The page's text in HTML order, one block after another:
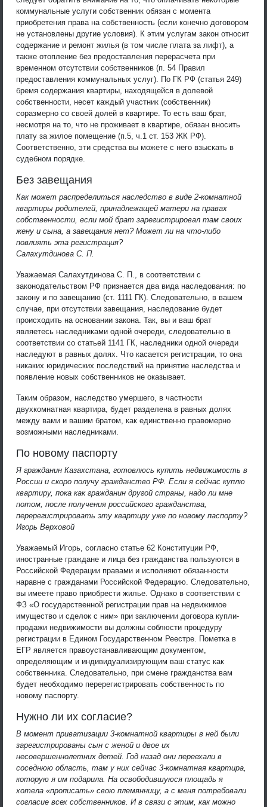
коммунальные услуги собственник обязан с момента
приобретения права на собственность (если конечно договором
не установлены другие условия). К этим услугам закон относит
содержание и ремонт жилья (в том числе плата за лифт), а
также отопление без предоставления перерасчета при
временном отсутствии собственников (п. 54 Правил
предоставления коммунальных услуг). По ГК РФ (статья 249)
бремя содержания квартиры, находящейся в долевой
собственности, несет каждый участник (собственник)
соразмерно со своей долей в квартире. То есть ваш брат,
несмотря на то, что не проживает в квартире, обязан вносить
плату за жилое помещение (п.5, ч.1 ст. 153 ЖК РФ).
Соответственно, эти средства вы можете с него взыскать в
судебном порядке.
Без завещания
Как может распределиться наследство в виде 2-комнатной
квартиры родителей, принадлежащей матери на правах
собственности, если мой брат зарегистрировал там своих
жену и сына, а завещания нет? Может ли на что-либо
повлиять эта регистрация?
Салахутдинова С. П.
Уважаемая Салахутдинова С. П., в соответствии с
законодательством РФ признается два вида наследования: по
закону и по завещанию (ст. 1111 ГК). Следовательно, в вашем
случае, при отсутствии завещания, наследование будет
происходить на основании закона. Так, вы и ваш брат
являетесь наследниками одной очереди, следовательно в
соответствии со статьей 1141 ГК, наследники одной очереди
наследуют в равных долях. Что касается регистрации, то она
никаких юридических последствий на принятие наследства и
появление новых собственников не оказывает.
Таким образом, наследство умершего, в частности
двухкомнатная квартира, будет разделена в равных долях
между вами и вашим братом, как единственно правомерно
возможными наследниками.
По новому паспорту
Я гражданин Казахстана, готовлюсь купить недвижимость в
России и скоро получу гражданство РФ. Если я сейчас куплю
квартиру, пока как гражданин другой страны, надо ли мне
потом, после получения российского гражданства,
перерегистрировать эту квартиру уже по новому паспорту?
Игорь Верховой
Уважаемый Игорь, согласно статье 62 Конституции РФ,
иностранные граждане и лица без гражданства пользуются в
Российской Федерации правами и исполняют обязанности
наравне с гражданами Российской Федерацию. Следовательно,
вы имеете право приобрести жилье. Однако в соответствии с
ФЗ «О государственной регистрации прав на недвижимое
имущество и сделок с ним» при заключении договора купли-
продажи недвижимости вы должны соблюсти процедуру
регистрации в Едином Государственном Реестре. Пометка в
ЕГР является правоустанавливающим документом,
определяющим и индивидуализирующим ваш статус как
собственника. Следовательно, при смене гражданства вам
будет необходимо перерегистрировать собственность по
новому паспорту.
Нужно ли их согласие?
В момент приватизации 3-комнатной квартиры в ней были
зарегистрированы сын с женой и двое их
несовершеннолетних детей. Год назад они переехали в
соседнюю область, там у них сейчас 3-комнатная квартира,
которую я им подарила. На освободившуюся площадь я
хотела «прописать» свою племянницу, а с меня потребовали
согласие всех собственников. И в связи с этим, как можно